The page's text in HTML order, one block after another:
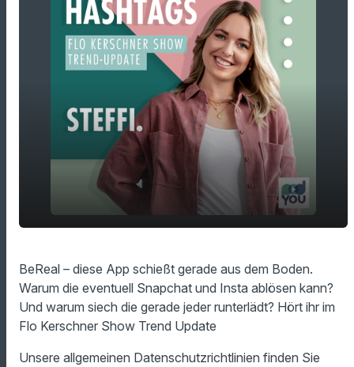
play_arrow
00:00 01:56
BeReal – diese App schießt gerade aus dem Boden.
Warum die eventuell Snapchat und Insta ablösen kann?
Und warum siech die gerade jeder runterlädt? Hört ihr im
Flo Kerschner Show Trend Update
Unsere allgemeinen Datenschutzrichtlinien finden Sie